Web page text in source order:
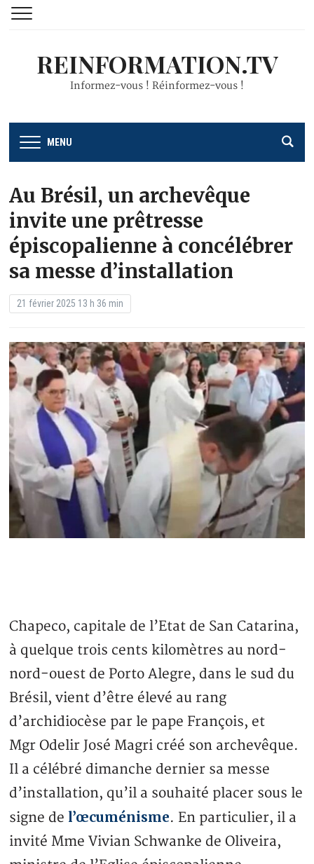
REINFORMATION.TV
Informez-vous ! Réinformez-vous !
MENU
Au Brésil, un archevêque
invite une prêtresse
épiscopalienne à concélébrer
sa messe d’installation
21 février 2025 13 h 36 min
Chapeco, capitale de l’Etat de San Catarina,
à quelque trois cents kilomètres au nord-
nord-ouest de Porto Alegre, dans le sud du
Brésil, vient d’être élevé au rang
d’archidiocèse par le pape François, et
Mgr Odelir José Magri créé son archevêque.
Il a célébré dimanche dernier sa messe
d’installation, qu’il a souhaité placer sous le
signe de l’œcuménisme. En particulier, il a
invité Mme Vivian Schwanke de Oliveira,